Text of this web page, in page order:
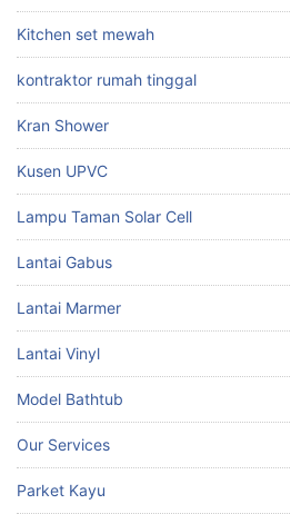
Kitchen set mewah
kontraktor rumah tinggal
Kran Shower
Kusen UPVC
Lampu Taman Solar Cell
Lantai Gabus
Lantai Marmer
Lantai Vinyl
Model Bathtub
Our Services
Parket Kayu